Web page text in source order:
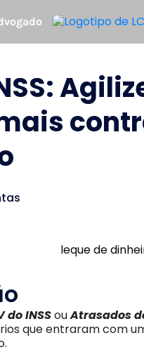
do INSSouAtrasados
que entraram com